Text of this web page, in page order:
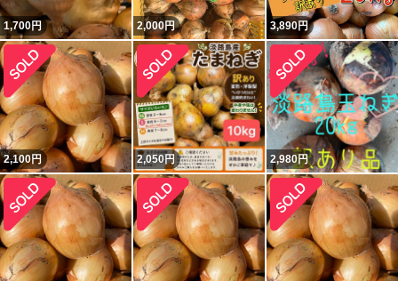
1,700円 2,000円 3,890円
2,100円 2,050円 2,980円